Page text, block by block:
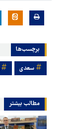
برچسب‌ها
سعدی
مطالب بیشتر